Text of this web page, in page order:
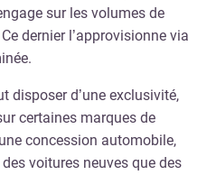
sur les volumes de
dernier l’approvisionne via
disposer d’une exclusivité,
certaines marques de
concession automobile,
voitures neuves que des